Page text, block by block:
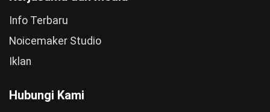
Info Terbaru
Noicemaker Studio
Iklan
Hubungi Kami